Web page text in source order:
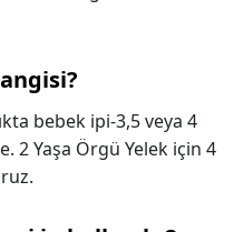
bebek ipi-3,5 veya 4
2 Yaşa Örgü Yelek için 4